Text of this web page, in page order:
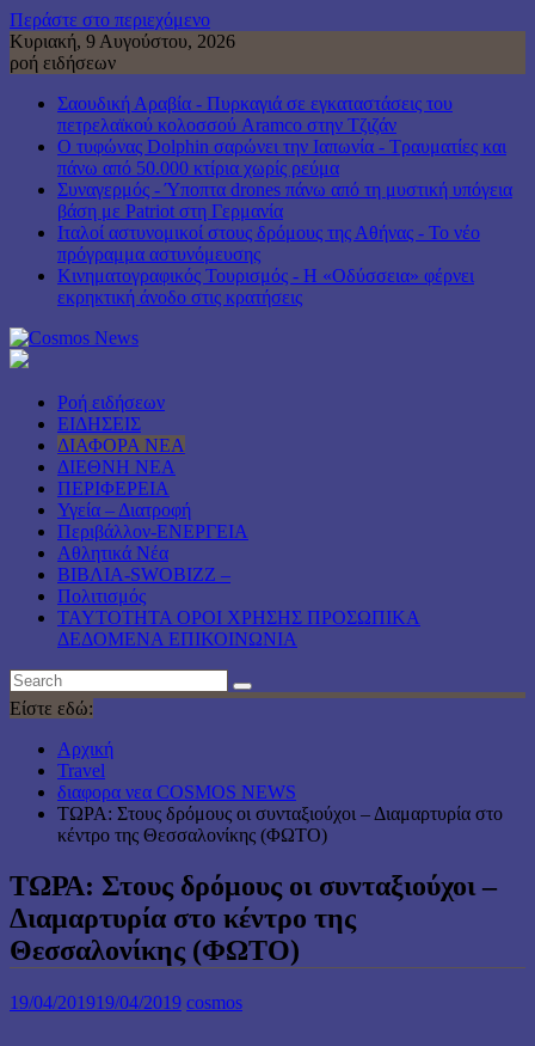
Περάστε στο περιεχόμενο
Κυριακή, 9 Αυγούστου, 2026
ροή ειδήσεων
Σαουδική Αραβία - Πυρκαγιά σε εγκαταστάσεις του
πετρελαϊκού κολοσσού Aramco στην Τζιζάν
Ο τυφώνας Dolphin σαρώνει την Ιαπωνία - Τραυματίες και
πάνω από 50.000 κτίρια χωρίς ρεύμα
Συναγερμός - Ύποπτα drones πάνω από τη μυστική υπόγεια
βάση με Patriot στη Γερμανία
Ιταλοί αστυνομικοί στους δρόμους της Αθήνας - Το νέο
πρόγραμμα αστυνόμευσης
Κινηματογραφικός Τουρισμός - Η «Οδύσσεια» φέρνει
εκρηκτική άνοδο στις κρατήσεις
Ροή ειδήσεων
ΕΙΔΗΣΕΙΣ
ΔΙΑΦΟΡΑ ΝΕΑ
ΔΙΕΘΝΗ ΝΕΑ
ΠΕΡΙΦΕΡΕΙΑ
Υγεία – Διατροφή
Περιβάλλον-ΕΝΕΡΓΕΙΑ
Αθλητικά Νέα
ΒΙΒΛΙΑ-SWOBIZZ –
Πολιτισμός
TAYTOTHTA ΟΡΟΙ ΧΡΗΣΗΣ ΠΡΟΣΩΠΙΚΑ
ΔΕΔΟΜΕΝΑ ΕΠΙΚΟΙΝΩΝΙΑ
Είστε εδώ:
Αρχική
Travel
διαφορα νεα COSMOS NEWS
ΤΩΡΑ: Στους δρόμους οι συνταξιούχοι – Διαμαρτυρία στο
κέντρο της Θεσσαλονίκης (ΦΩΤΟ)
ΤΩΡΑ: Στους δρόμους οι συνταξιούχοι –
Διαμαρτυρία στο κέντρο της
Θεσσαλονίκης (ΦΩΤΟ)
19/04/201919/04/2019 cosmos